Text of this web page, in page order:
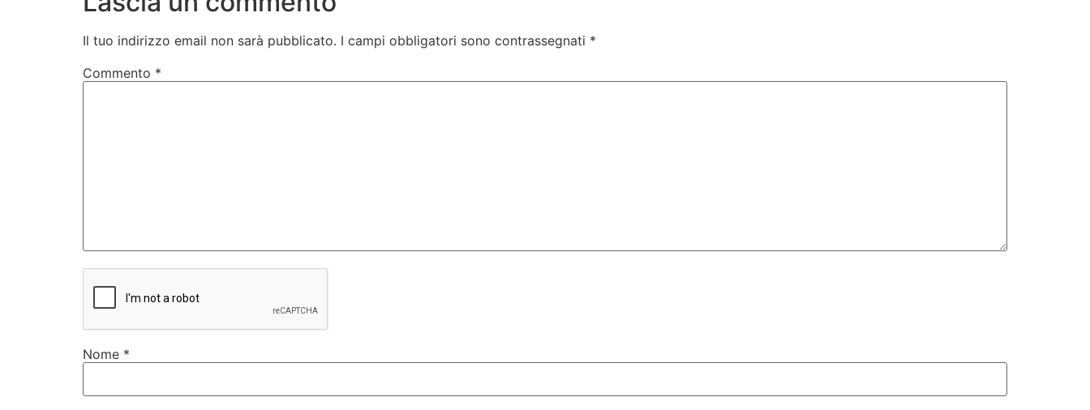
Il tuo indirizzo email non sarà pubblicato. I campi obbligatori sono contrassegnati *
Commento *
Nome *